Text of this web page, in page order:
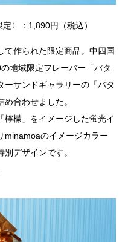
〉：1,890円（税込）
て作られた限定商品。中四国
地域限定フレーバー「バタ
ーサンドギャラリーの「バタ
合わせました。
檸檬」をイメージした蛍光イ
minamoaのイメージカラー
デザインです。